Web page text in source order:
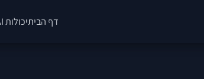
דף הביתיכולות AI